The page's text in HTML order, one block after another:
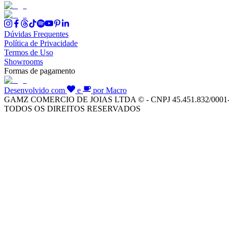
Dúvidas Frequentes
Política de Privacidade
Termos de Uso
Showrooms
Formas de pagamento
Desenvolvido com e
por Macro
GAMZ COMERCIO DE JOIAS LTDA © - CNPJ 45.451.832/
TODOS OS DIREITOS RESERVADOS